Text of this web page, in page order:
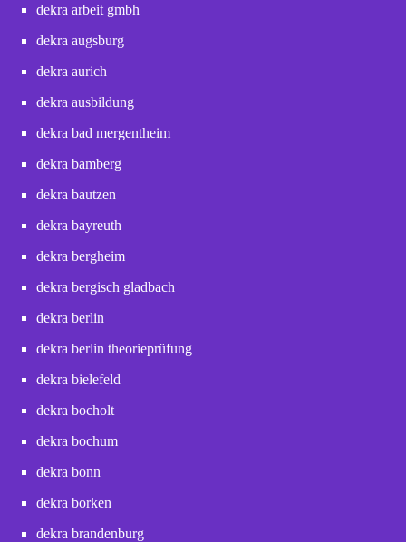
dekra arbeit gmbh
dekra augsburg
dekra aurich
dekra ausbildung
dekra bad mergentheim
dekra bamberg
dekra bautzen
dekra bayreuth
dekra bergheim
dekra bergisch gladbach
dekra berlin
dekra berlin theorieprüfung
dekra bielefeld
dekra bocholt
dekra bochum
dekra bonn
dekra borken
dekra brandenburg